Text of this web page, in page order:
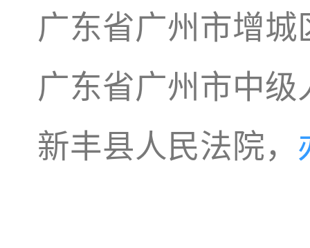
广东省广州市增城
广东省广州市中级
新丰县人民法院，